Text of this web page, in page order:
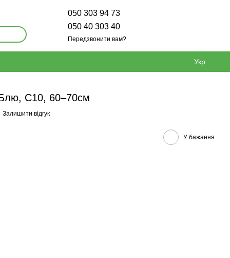
050 303 94 73
050 40 303 40
Передзвонити вам?
Укр
Блю, С10, 60–70см
Залишити відгук
У бажання